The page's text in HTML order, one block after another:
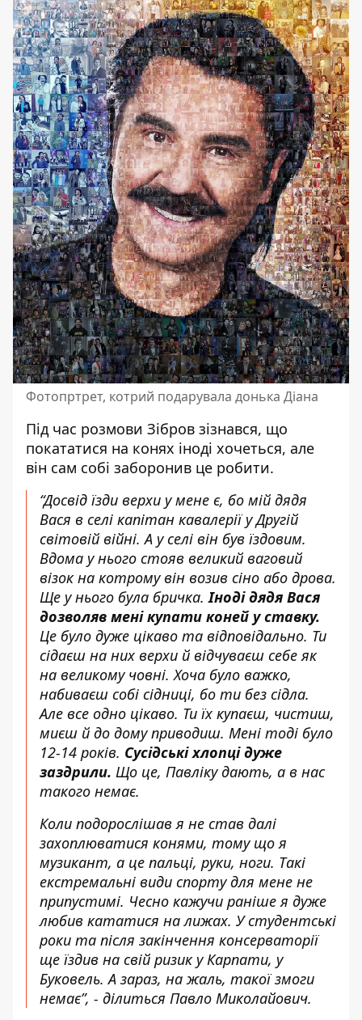
Фотопртрет, котрий подарувала донька Діана
Під час розмови Зібров зізнався, що
покататися на конях іноді хочеться, але
він сам собі заборонив це робити.
“Досвід їзди верхи у мене є, бо мій дядя
Вася в селі капітан кавалерії у Другій
світовій війні. А у селі він був їздовим.
Вдома у нього стояв великий ваговий
візок на котрому він возив сіно або дрова.
Ще у нього була бричка.Іноді дядя Вася
дозволяв мені купати коней у ставку.
Це було дуже цікаво та відповідально. Ти
сідаєш на них верхи й відчуваєш себе як
на великому човні. Хоча було важко,
набиваєш собі сідниці, бо ти без сідла.
Але все одно цікаво. Ти їх купаєш, чистиш,
миєш й до дому приводиш. Мені тоді було
12-14 років. Сусідські хлопці дуже
заздрили. Що це, Павліку дають, а в нас
такого немає.
Коли подорослішав я не став далі
захоплюватися конями, тому що я
музикант, а це пальці, руки, ноги. Такі
екстремальні види спорту для мене не
припустимі. Чесно кажучи раніше я дуже
любив кататися на лижах. У студентські
роки та після закінчення консерваторії
ще їздив на свій ризик у Карпати, у
Буковель. А зараз, на жаль, такої змоги
немає”, - ділиться Павло Миколайович.